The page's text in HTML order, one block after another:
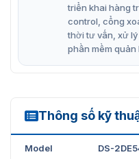
triển khai hàng
control, cổng
thời tư vấn, xử
phần mềm quản
Thông số kỹ
DS-2DE5425IWG-
Model DS-